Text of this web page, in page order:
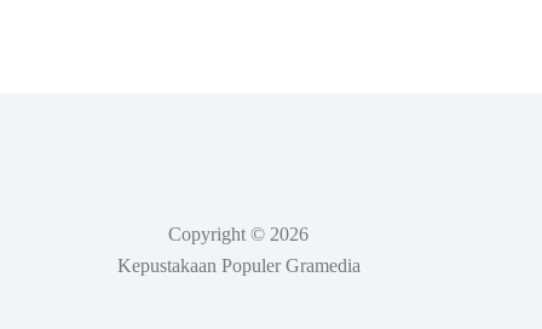
Copyright © 2026
Kepustakaan Populer Gramedia